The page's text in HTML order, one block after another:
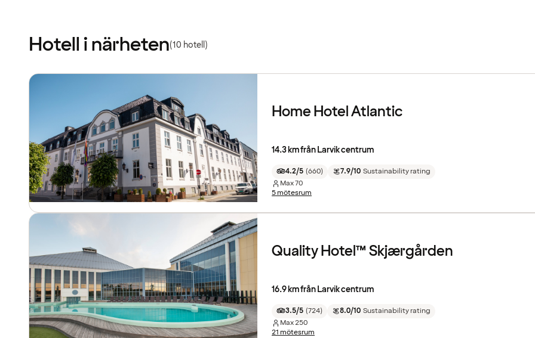
Hotell i närheten(10 hotell)
Home Hotel Atlantic
14.3 km från Larvik centrum
4.2/5 (660) 7.9/10 Sustainability rating
Max70
5 mötesrum
Quality Hotel™ Skjærgården
16.9 km från Larvik centrum
3.5/5 (724) 8.0/10 Sustainability rating
Max250
21 mötesrum